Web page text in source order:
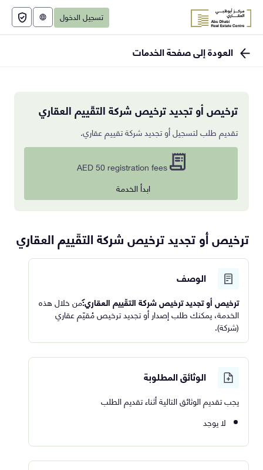
تسجيل الدخول English
العودة إلى صفحة الخدمات
ترخيص أو تجديد ترخيص شركة التقّييم العقاري
تقديم طلب لتسجيل أو تجديد شركة تقييم عقاري.
AED 50 registration fees
ابدأ الخدمة
ترخيص أو تجديد ترخيص شركة التقّييم العقاري
الوصف
ترخيص أو تجديد ترخيص شركة التقّييم العقاري:من خلال هذه
الخدمة، يمكنك طلب إصدار أو تجديد ترخيص مُقيّم عقاري
(شركة).
الوثائق المطلوبة
يجب تقديم الوثائق التالية أثناء تقديم الطلب
لا يوجد